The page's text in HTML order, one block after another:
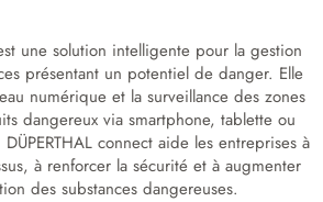
une solution intelligente pour la gestion
présentant un potentiel de danger. Elle
numérique et la surveillance des zones
dangereux via smartphone, tablette ou
connect aide les entreprises à
à renforcer la sécurité et à augmenter
des substances dangereuses.